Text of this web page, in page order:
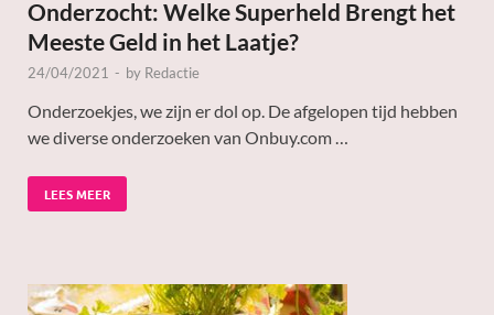
Onderzocht: Welke Superheld Brengt het
Meeste Geld in het Laatje?
24/04/2021 - by Redactie
Onderzoekjes, we zijn er dol op. De afgelopen tijd hebben
we diverse onderzoeken van Onbuy.com …
LEES MEER